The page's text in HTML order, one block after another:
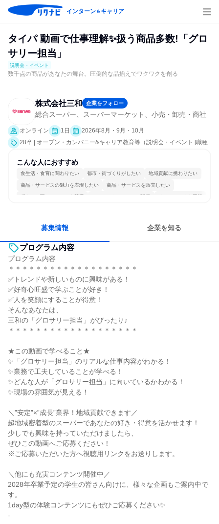
インターン＆キャリア
タイパ 動画で仕事理解✨扱う商品多数!「グロ
サリー担当」
説明会・イベント
数千点の商品があなたの舞台。圧倒的な品揃えでワクワクを創る
株式会社三和 企業をフォロー
総合スーパー、スーパーマーケット、小売・卸売・商社
オンライン 1日
2026年8月・9月・10月
28卒 | オープン・カンパニー&キャリア教育等（説明会・イベント [職種
こんな人におすすめ
食生活・食育に関わりたい 都市・街づくりがしたい 地域貢献に携わりたい
商品・サービスの魅力を表現したい 商品・サービスを販売したい
穏やかで互いのペースを尊重 コミュニケーションが活発 チームワークを重視
募集情報 企業を知る
プログラム内容
プログラム内容
＊＊＊＊＊＊＊＊＊＊＊＊＊＊＊＊＊＊＊
✅トレンドや新しいものに興味がある！
✅好奇心旺盛で学ぶことが好き！
✅人を笑顔にすることが得意！
そんなあなたは、
三和の「グロサリー担当」がぴったり♪
＊＊＊＊＊＊＊＊＊＊＊＊＊＊＊＊＊＊＊
★この動画で学べること★
✨「グロサリー担当」のリアルな仕事内容がわかる！
✨業務で工夫していることが学べる！
✨どんな人が「グロサリー担当」に向いているかわかる！
✨現場の雰囲気が見える！
＼”安定”×”成長”業界！地域貢献できます／
超地域密着型のスーパーであなたの好き・得意を活かせます！
少しでも興味を持っていただけましたら、
ぜひこの動画へご応募ください！
※ご応募いただいた方へ視聴用リンクをお送りします。
＼他にも充実コンテンツ開催中／
2028年卒業予定の学生の皆さん向けに、様々な企画もご案内中で
す。
1day型の体験コンテンツにもぜひご応募ください✨
-